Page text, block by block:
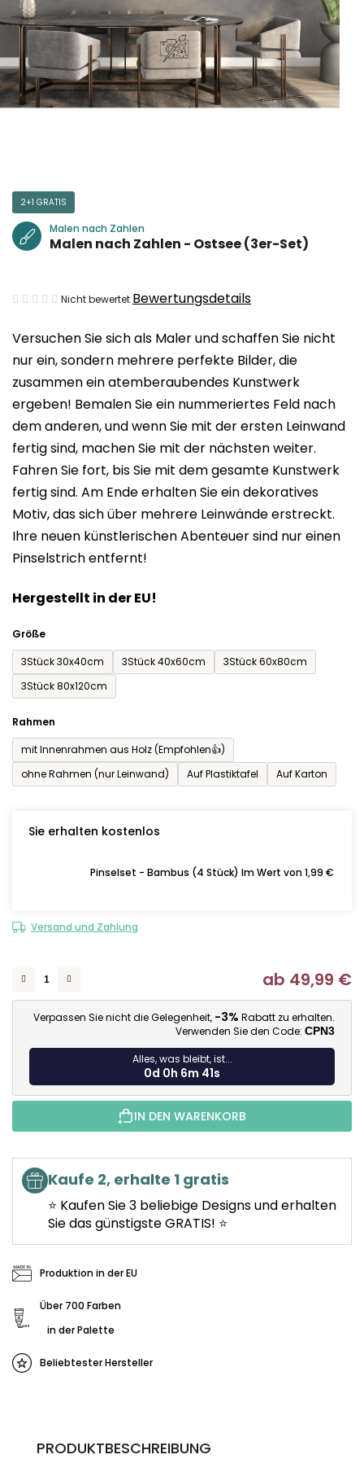
Versuchen Sie sich als Maler und schaffen Sie nicht
nur ein, sondern mehrere perfekte Bilder, die
zusammen ein atemberaubendes Kunstwerk
ergeben! Bemalen Sie ein nummeriertes Feld nach
dem anderen, und wenn Sie mit der ersten Leinwand
fertig sind, machen Sie mit der nächsten weiter.
Fahren Sie fort, bis Sie mit dem gesamte Kunstwerk
fertig sind. Am Ende erhalten Sie ein dekoratives
Motiv, das sich über mehrere Leinwände erstreckt.
Ihre neuen künstlerischen Abenteuer sind nur einen
Pinselstrich entfernt!
Hergestellt in der EU!
Größe
3Stück 30x40cm
3Stück 40x60cm
3Stück 60x80cm
3Stück 80x120cm
Rahmen
mit Innenrahmen aus Holz (Empfohlen👍)
ohne Rahmen (nur Leinwand)
Auf Plastiktafel Auf Karton
Sie erhalten kostenlos
Pinselset - Bambus (4 Stück) Im Wert von 1,99 €
Versand und Zahlung
ab 49,99 €
Verpassen Sie nicht die Gelegenheit, -3% Rabatt zu erhalten.
Verwenden Sie den Code: CPN3
Alles, was bleibt, ist...
0d 0h 6m 40s
IN DEN WARENKORB
Kaufe 2, erhalte 1 gratis
⭐ Kaufen Sie 3 beliebige Designs und erhalten
Sie das günstigste GRATIS! ⭐
Produktion in der EU
Über 700 Farben
in der Palette
Beliebtester Hersteller
2+1 GRATIS
Malen nach Zahlen
Malen nach Zahlen - Ostsee (3er-Set)
Die
Produktbewertung
ist
0,0
von
5
Sternen.
Nicht bewertet Bewertungsdetails
PRODUKTBESCHREIBUNG